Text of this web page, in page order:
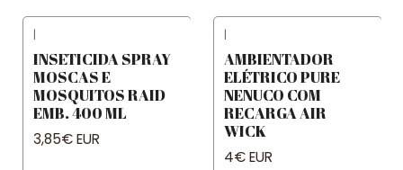
|
INSETICIDA SPRAY
MOSCAS E
MOSQUITOS RAID
EMB. 400 ML
3,85€ EUR
|
AMBIENTADOR
ELÉTRICO PURE
NENUCO COM
RECARGA AIR
WICK
4€ EUR